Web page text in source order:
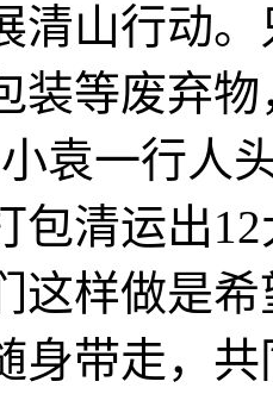
清山行动
装等废弃
袁一行人
包清运出
这样做是
身带走，